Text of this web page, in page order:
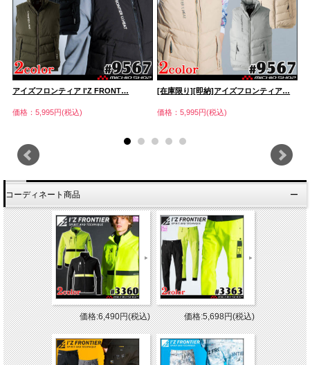
アイズフロンティア I'Z FRONT…
価格：5,995円(税込)
[在庫限り][即納]アイズフロンティア…
価格：5,995円(税込)
コーディネート商品
価格:6,490円(税込) 価格:5,698円(税込)